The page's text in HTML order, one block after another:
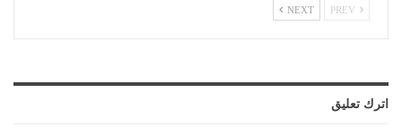
NEXT
اترك تعليق